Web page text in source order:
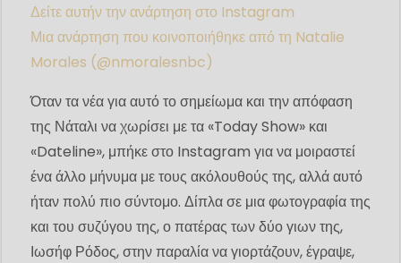
Δείτε αυτήν την ανάρτηση στο Instagram
Μια ανάρτηση που κοινοποιήθηκε από τη Natalie
Morales (@nmoralesnbc)
Όταν τα νέα για αυτό το σημείωμα και την απόφαση
της Νάταλι να χωρίσει με τα «Today Show» και
«Dateline», μπήκε στο Instagram για να μοιραστεί
ένα άλλο μήνυμα με τους ακόλουθούς της, αλλά αυτό
ήταν πολύ πιο σύντομο. Δίπλα σε μια φωτογραφία της
και του συζύγου της, ο πατέρας των δύο γιων της,
Ιωσήφ Ρόδος, στην παραλία να γιορτάζουν, έγραψε,